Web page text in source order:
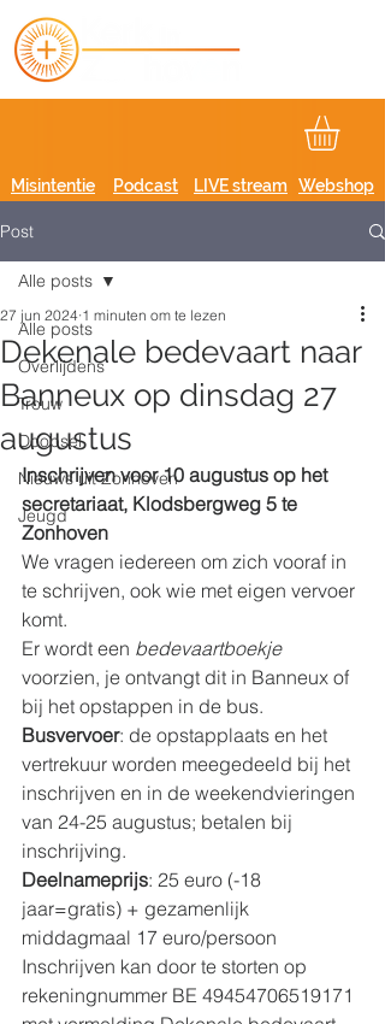
Podcast
Misintentie LIVE stream Webshop
Post
Alle posts
Overlijdens
Trouw
Doopsel
Nieuws uit Zonhoven
Jeugd
Alle posts
Dekenale bedevaart naar
Banneux op dinsdag 27
augustus
27 jun 2024 1 minuten om te lezen
Inschrijven voor 10 augustus op het
secretariaat, Klodsbergweg 5 te
Zonhoven
We vragen iedereen om zich vooraf in
te schrijven, ook wie met eigen vervoer
komt.
Er wordt een bedevaartboekje
voorzien, je ontvangt dit in Banneux of
bij het opstappen in de bus.
Busvervoer: de opstapplaats en het
vertrekuur worden meegedeeld bij het
inschrijven en in de weekendvieringen
van 24-25 augustus; betalen bij
inschrijving.
Deelnameprijs: 25 euro (-18
jaar=gratis) + gezamenlijk
middagmaal 17 euro/persoon
Inschrijven kan door te storten op
rekeningnummer BE 49454706519171